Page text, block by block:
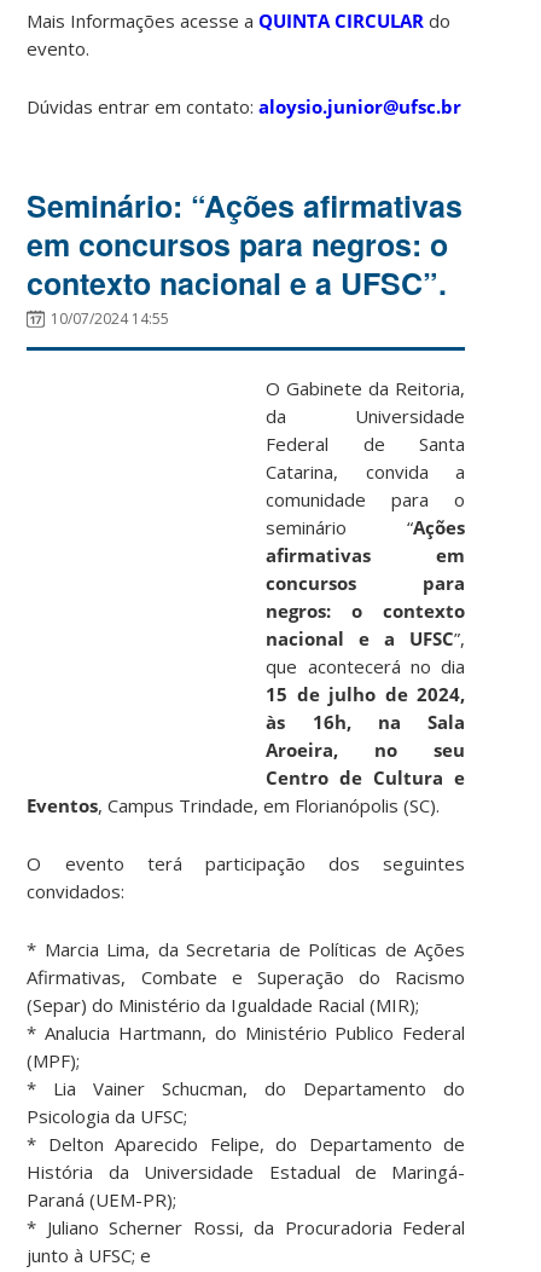
Mais Informações acesse aQUINTA CIRCULAR do
evento.
Dúvidas entrar em contato:aloysio.junior@ufsc.br
Seminário: “Ações afirmativas
em concursos para negros: o
contexto nacional e a UFSC”.
10/07/2024 14:55
O Gabinete da Reitoria,
da Universidade
Federal de Santa
Catarina, convida a
comunidade para o
seminário “Ações
afirmativas em
concursos para
negros: o contexto
nacional e a UFSC”,
que acontecerá no dia
15 de julho de 2024,
às 16h, na Sala
Aroeira, no seu
Centro de Cultura e
Eventos, Campus Trindade, em Florianópolis (SC).
O evento terá participação dos seguintes
convidados:
* Marcia Lima, da Secretaria de Políticas de Ações
Afirmativas, Combate e Superação do Racismo
(Separ) do Ministério da Igualdade Racial (MIR);
* Analucia Hartmann, do Ministério Publico Federal
(MPF);
* Lia Vainer Schucman, do Departamento do
Psicologia da UFSC;
* Delton Aparecido Felipe, do Departamento de
História da Universidade Estadual de Maringá-
Paraná (UEM-PR);
* Juliano Scherner Rossi, da Procuradoria Federal
junto à UFSC; e